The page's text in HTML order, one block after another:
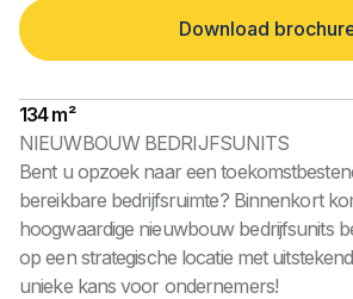
Download
134 m²
NIEUWBOUW BEDRIJFSUNITS
Bent u opzoek naar een
bereikbare bedrijfsruimte? Binnenkort
hoogwaardige nieuwbouw bedrijfsunits
op een strategische locatie met
unieke kans voor ondernemers!